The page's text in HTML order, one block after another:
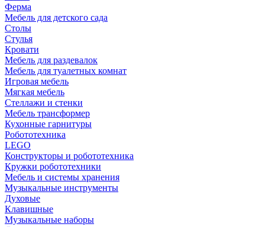
Ферма
Мебель для детского сада
Столы
Cтулья
Кровати
Мебель для раздевалок
Мебель для туалетных комнат
Игровая мебель
Мягкая мебель
Стеллажи и стенки
Мебель трансформер
Кухонные гарнитуры
Робототехника
LEGO
Конструкторы и робототехника
Кружки робототехники
Мебель и системы хранения
Музыкальные инструменты
Духовые
Клавишные
Музыкальные наборы